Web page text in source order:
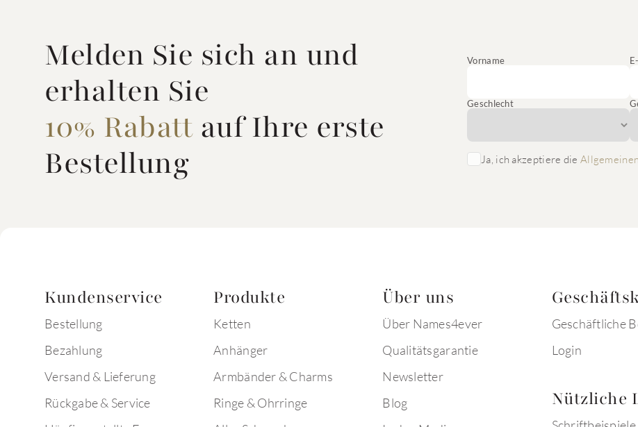
Melden Sie sich an und
erhalten Sie
10% Rabattauf Ihre erste
Bestellung
Vorname
Geschlecht
Ja, ich akzeptiere die
Kundenservice
Bestellung
Bezahlung
Versand & Lieferung
Rückgabe & Service
Produkte
Ketten
Anhänger
Armbänder & Charms
Ringe & Ohrringe
Über uns
Über Names4ever
Qualitätsgarantie
Newsletter
Blog
Geschäftliche
Login
Nützliche